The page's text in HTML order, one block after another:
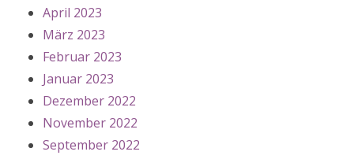
April 2023
März 2023
Februar 2023
Januar 2023
Dezember 2022
November 2022
September 2022